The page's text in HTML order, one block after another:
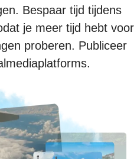
Bespaar tijd tijdens
je meer tijd hebt voor
proberen. Publiceer